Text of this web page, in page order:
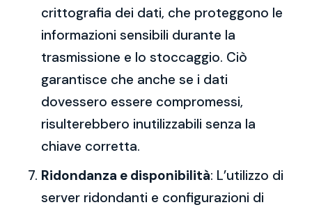
crittografia dei dati, che proteggono le
informazioni sensibili durante la
trasmissione e lo stoccaggio. Ciò
garantisce che anche se i dati
dovessero essere compromessi,
risulterebbero inutilizzabili senza la
chiave corretta.
Ridondanza e disponibilità: L’utilizzo di
server ridondanti e configurazioni di